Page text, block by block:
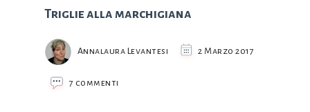
Triglie alla marchigiana
Annalaura Levantesi 2 Marzo 2017
7 commenti